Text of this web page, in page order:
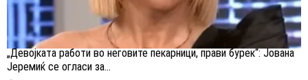
„Девојката работи во неговите пекарници, прави бурек“: Јована
Јеремиќ се огласи за...